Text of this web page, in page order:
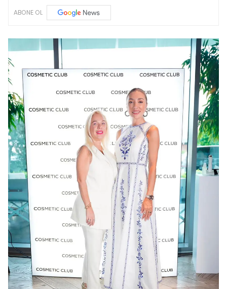
ABONE OL